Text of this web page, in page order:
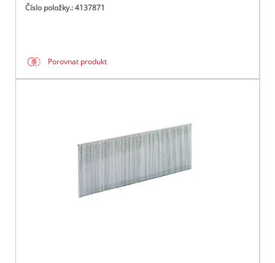
Číslo položky.: 4137871
Porovnat produkt